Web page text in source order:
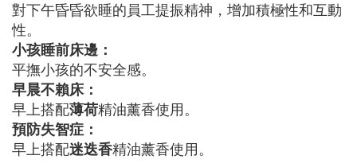
對下午昏昏欲睡的員工提振精神，增加積極性和互動
性。
小孩睡前床邊：
平撫小孩的不安全感。
早晨不賴床：
早上搭配薄荷精油薰香使用。
預防失智症：
早上搭配迷迭香精油薰香使用。